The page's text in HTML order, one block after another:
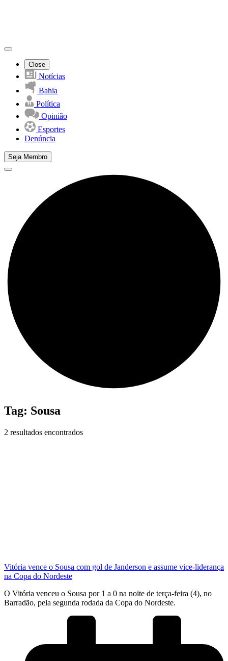
Close
Notícias
Bahia
Política
Opinião
Esportes
Denúncia
Seja Membro
Tag: Sousa
2 resultados encontrados
Vitória vence o Sousa com gol de Janderson e assume vice-liderança
na Copa do Nordeste
O Vitória venceu o Sousa por 1 a 0 na noite de terça-feira (4), no
Barradão, pela segunda rodada da Copa do Nordeste.